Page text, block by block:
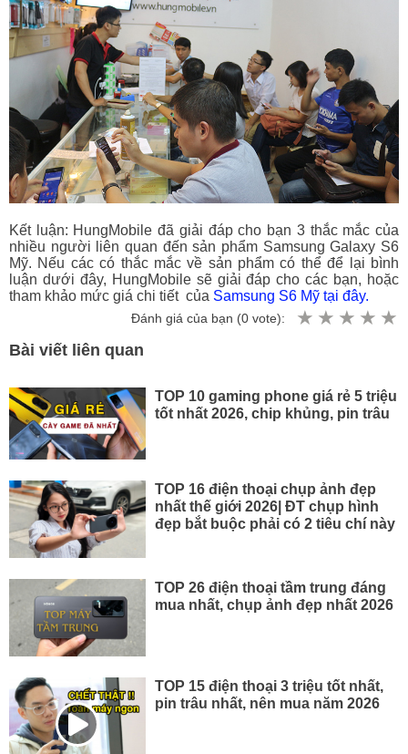
Kết luận: HungMobile đã giải đáp cho bạn 3 thắc mắc của
nhiều người liên quan đến sản phẩm Samsung Galaxy S6
Mỹ. Nếu các có thắc mắc về sản phẩm có thể để lại bình
luận dưới đây, HungMobile sẽ giải đáp cho các bạn, hoặc
tham khảo mức giá chi tiết của Samsung S6 Mỹ tại đây.
Đánh giá của bạn (0 vote):
Bài viết liên quan
TOP 10 gaming phone giá rẻ 5 triệu
tốt nhất 2026, chip khủng, pin trâu
TOP 16 điện thoại chụp ảnh đẹp
nhất thế giới 2026| ĐT chụp hình
đẹp bắt buộc phải có 2 tiêu chí này
TOP 26 điện thoại tầm trung đáng
mua nhất, chụp ảnh đẹp nhất 2026
TOP 15 điện thoại 3 triệu tốt nhất,
pin trâu nhất, nên mua năm 2026